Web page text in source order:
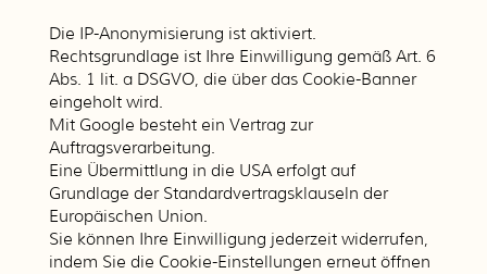
Die IP-Anonymisierung ist aktiviert.
Rechtsgrundlage ist Ihre Einwilligung gemäß Art. 6
Abs. 1 lit. a DSGVO, die über das Cookie-Banner
eingeholt wird.
Mit Google besteht ein Vertrag zur
Auftragsverarbeitung.
Eine Übermittlung in die USA erfolgt auf
Grundlage der Standardvertragsklauseln der
Europäischen Union.
Sie können Ihre Einwilligung jederzeit widerrufen,
indem Sie die Cookie-Einstellungen erneut öffnen